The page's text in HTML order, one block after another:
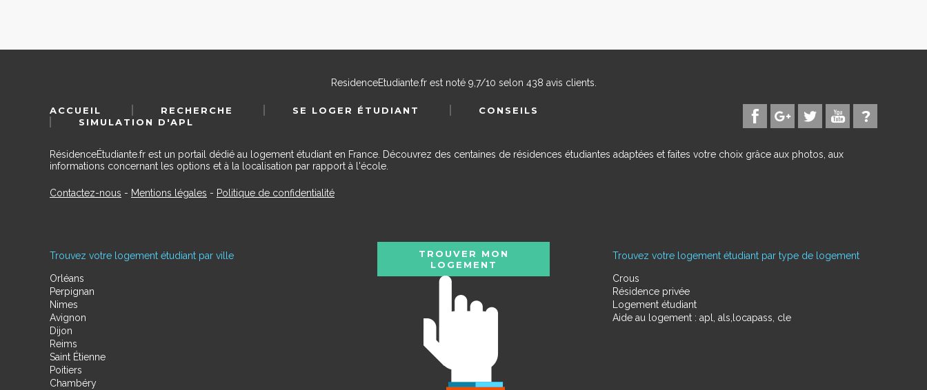
ResidenceEtudiante.frest noté 9,7/10 selon 438 avis clients.
ACCUEIL RECHERCHE SE LOGER ÉTUDIANT
CONSEILS
SIMULATION D'APL
RésidenceÉtudiante.fr est un portail dédié au logement étudiant en France. Découvrez des centaines de résidences étudiantes adaptées et faites votre choix grâce aux photos, aux
informations concernant les options et à la localisation par rapport à l'école.
Contactez-nous - Mentions légales - Politique de confidentialité
Trouvez votre logement étudiant par ville
Orléans
Perpignan
Nimes
Avignon
Dijon
Reims
Saint Étienne
Poitiers
Chambéry
Trouvez votre logement étudiant par type de logement
Crous
Résidence privée
Logement étudiant
Aide au logement : apl, als,locapass, cle
TROUVER MON
LOGEMENT